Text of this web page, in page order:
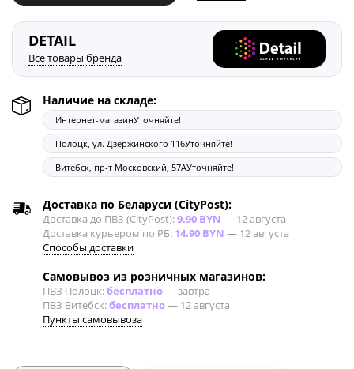
DETAIL
Все товары бренда
Наличие на складе:
Интернет-магазинУточняйте!
Полоцк, ул. Дзержинского 116Уточняйте!
Витебск, пр-т Московский, 57АУточняйте!
Доставка по Беларуси (CityPost):
Доставка до ПВЗ (CityPost):9.90 BYN — 12 августа
Доставка курьером по РБ: 14.90 BYN — 12 августа
Способы доставки
Самовывоз из розничных магазинов:
ПВЗ Полоцк:бесплатно—завтра
ПВЗ Витебск:бесплатно— 12 августа
Пункты самовывоза